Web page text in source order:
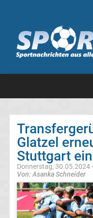
Deutsche
Transfergerüchte
FC
Heidenheim
1846
Transfergerüchte
1.
Glatzel
Stuttgart
Donnerstag, 30.05.2024
Von: Asanka Schneider